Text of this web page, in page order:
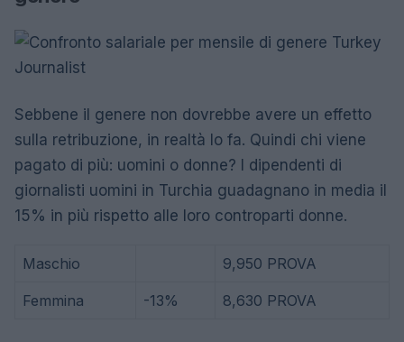
Sebbene il genere non dovrebbe avere un effetto
sulla retribuzione, in realtà lo fa. Quindi chi viene
pagato di più: uomini o donne? I dipendenti di
giornalisti uomini in Turchia guadagnano in media il
15% in più rispetto alle loro controparti donne.
Maschio 9,950 PROVA
Femmina -13% 8,630 PROVA